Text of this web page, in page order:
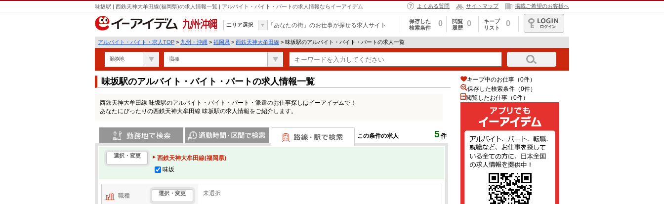
味坂駅 | 西鉄天神大牟田線(福岡県)の求人情報一覧 | アルバイト・バイト・パートの求人情報ならイーアイデム よくある質問 サイトマップ 掲載ご希望のお客様へ
九州・沖縄
エリア選択 「あなたの街」のお仕事が探せる求人サイト
保存した
検索条件
0
閲覧
履歴
0
キープ
リスト
0
ログイン
アルバイト・バイト・求人TOP > 九州・沖縄 > 福岡県 > 西鉄天神大牟田線 > 味坂駅のアルバイト・バイト・パートの求人一覧
勤務地 職種
味坂駅のアルバイト・バイト・パートの求人情報一覧
西鉄天神大牟田線 味坂駅のアルバイト・バイト・パート・派遣のお仕事探しはイーアイデムで！
あなたにぴったりの西鉄天神大牟田線 味坂駅の求人情報をご紹介します。
この条件の求人 5 件
選択・変更
西鉄天神大牟田線(福岡県)
味坂
職種 選択・変更 未選択
キープ中のお仕事（0件）
保存した検索条件（0件）
閲覧したお仕事（0件）